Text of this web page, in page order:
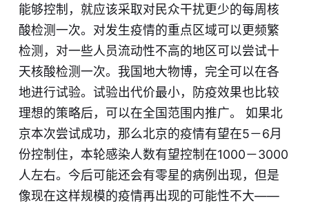
能够控制，就应该采取对民众干扰更少的每周核
酸检测一次。对发生疫情的重点区域可以更频繁
检测，对一些人员流动性不高的地区可以尝试十
天核酸检测一次。我国地大物博，完全可以在各
地进行试验。试验出代价最小，防疫效果也比较
理想的策略后，可以在全国范围内推广。 如果北
京本次尝试成功，那么北京的疫情有望在5－6月
份控制住，本轮感染人数有望控制在1000－3000
人左右。今后可能还会有零星的病例出现，但是
像现在这样规模的疫情再出现的可能性不大——